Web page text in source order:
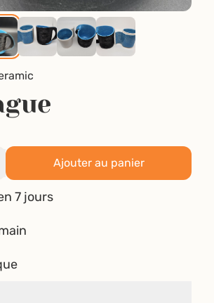
Ajouter au panier
7 jours